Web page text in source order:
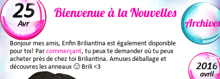
Archives
2016
avril
25
Avr
Bienvenue à la Nouvelles
Bonjour mes amis, Enfin Briliantina est également disponible
pour toi! Par commerçant, tu peux te demander où tu peux
acheter près de chez toi Briliantina. Amuses déballage et
découvres les anneaux 🙂 Brili <3